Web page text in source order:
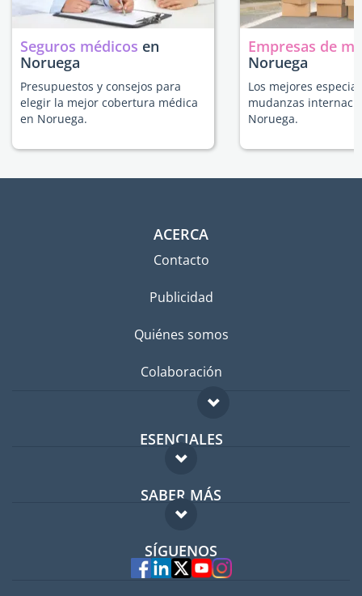
Seguros médicos en
Noruega
Presupuestos y consejos para
elegir la mejor cobertura médica
en Noruega.
Empresas de
Noruega
Los mejores
mudanzas
Noruega.
ACERCA
Contacto
Publicidad
Quiénes somos
Colaboración
ESENCIALES
Foro para expatriados
Guía para expatriados
Trabajos en el extranjero
SABER MÁS
FAQ
Expertos
SÍGUENOS